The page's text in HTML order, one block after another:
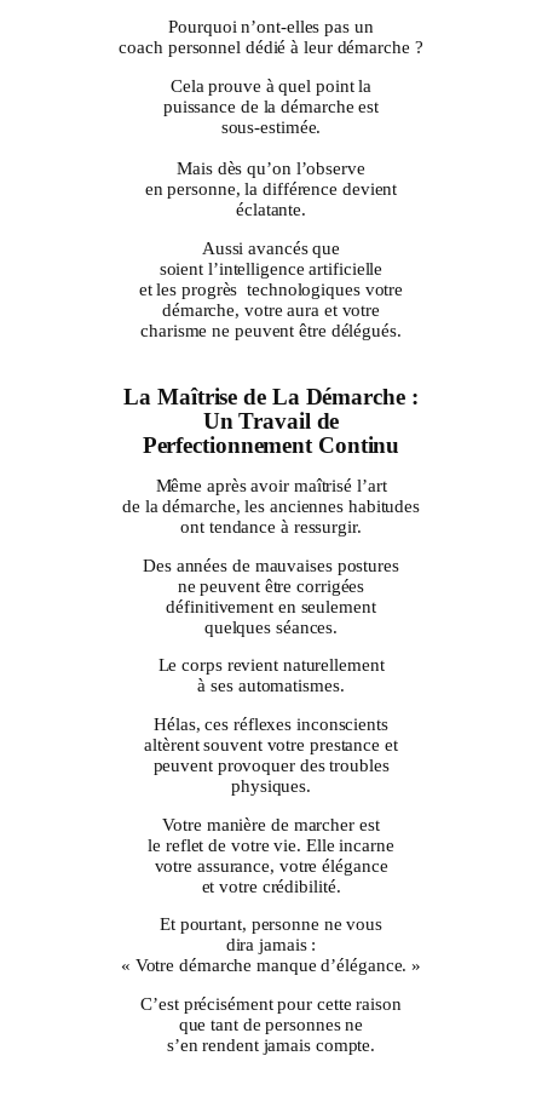
Pourquoi n’ont-elles pas un
coach personnel dédié à leur démarche ?
Cela prouve à quel point la
puissance de la démarche est
sous-estimée.
Mais dès qu’on l’observe
en personne, la différence devient
éclatante.
Aussi avancés que
soient l’intelligence artificielle
et les progrès technologiques votre
démarche, votre aura et votre
charisme ne peuvent être délégués.
La Maîtrise de La Démarche :
Un Travail de
Perfectionnement Continu
Même après avoir maîtrisé l’art
de la démarche, les anciennes habitudes
ont tendance à ressurgir.
Des années de mauvaises postures
ne peuvent être corrigées
définitivement en seulement
quelques séances.
Le corps revient naturellement
à ses automatismes.
Hélas, ces réflexes inconscients
altèrent souvent votre prestance et
peuvent provoquer des troubles
physiques.
Votre manière de marcher est
le reflet de votre vie. Elle incarne
votre assurance, votre élégance
et votre crédibilité.
Et pourtant, personne ne vous
dira jamais :
« Votre démarche manque d’élégance. »
C’est précisément pour cette raison
que tant de personnes ne
s’en rendent jamais compte.